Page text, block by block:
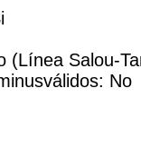
(Línea Salou-
No